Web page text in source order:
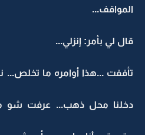
المواقف...
قال لي بأمر: إنزلي...
تأففت ...هذا أوامره ما
دخلنا محل ذهب... عرفت شو